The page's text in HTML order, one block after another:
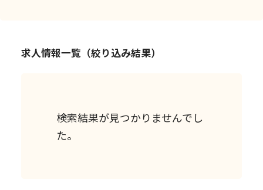
求人情報一覧（絞り込み結果）
検索結果が見つかりませんでし
た。